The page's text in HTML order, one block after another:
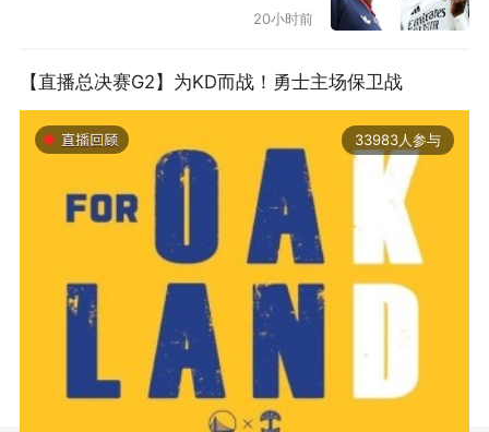
20小时前
【直播总决赛G2】为KD而战！勇士主场保卫战
33983人参与
2019-06-14 01:03